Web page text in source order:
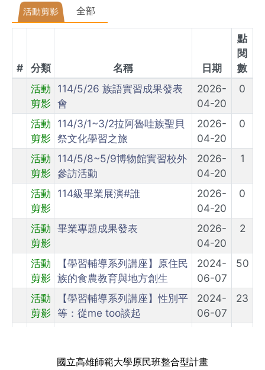
國立高雄師範大學原民班整合型計畫